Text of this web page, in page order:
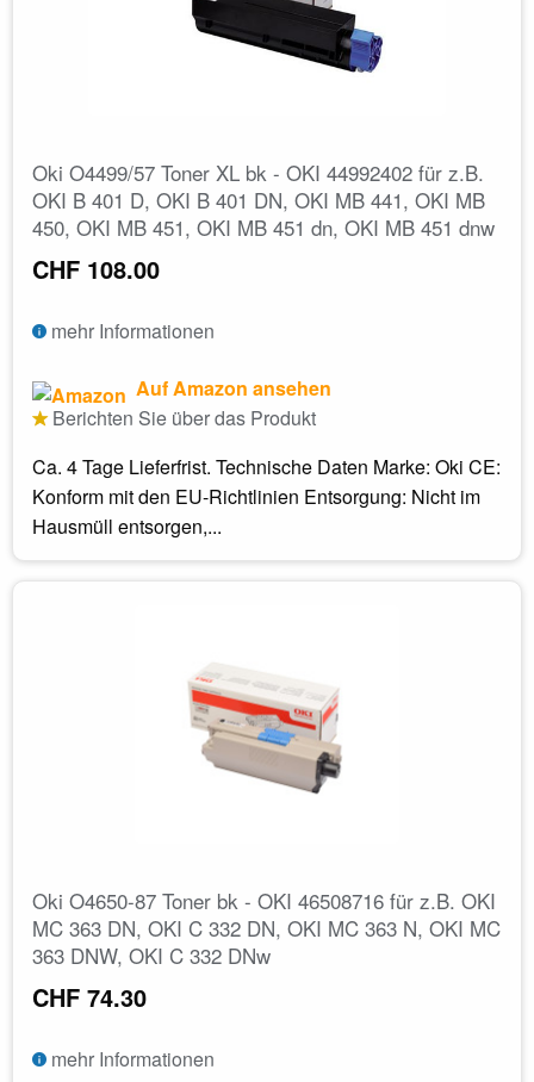
Oki O4499/57 Toner XL bk - OKI 44992402 für z.B.
OKI B 401 D, OKI B 401 DN, OKI MB 441, OKI MB
450, OKI MB 451, OKI MB 451 dn, OKI MB 451 dnw
CHF 108.00
mehr Informationen
Auf Amazon ansehen
Berichten Sie über das Produkt
Ca. 4 Tage Lieferfrist. Technische Daten Marke: Oki CE:
Konform mit den EU-Richtlinien Entsorgung: Nicht im
Hausmüll entsorgen,...
Oki O4650-87 Toner bk - OKI 46508716 für z.B. OKI
MC 363 DN, OKI C 332 DN, OKI MC 363 N, OKI MC
363 DNW, OKI C 332 DNw
CHF 74.30
mehr Informationen